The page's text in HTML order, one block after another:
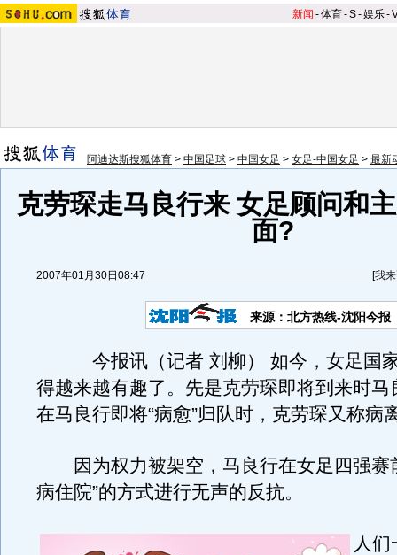
新闻 -体育-S-娱乐-
阿迪达斯搜狐体育 > 中国足球 > 中国女足 > 女足-中国女足 > 最新
克劳琛走马良行来 女足顾问和
面?
2007年01月30日08:47 [我
来源：北方热线-沈阳今报
今报讯（记者 刘柳） 如今，女足国家
得越来越有趣了。先是克劳琛即将到来时马
在马良行即将“病愈”归队时，克劳琛又称病
因为权力被架空，马良行在女足四强赛
病住院”的方式进行无声的反抗。
人